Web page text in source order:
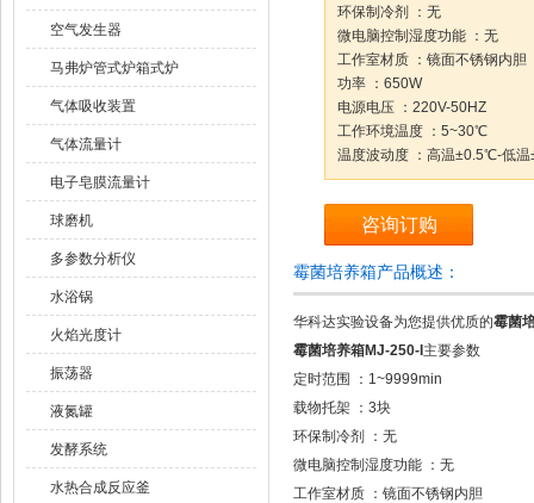
空气发生器
马弗炉管式炉箱式炉
气体吸收装置
气体流量计
电子皂膜流量计
球磨机
多参数分析仪
水浴锅
火焰光度计
振荡器
液氮罐
发酵系统
水热合成反应釜
环保制冷剂 ：无
微电脑控制湿度功能 ：无
工作室材质 ：镜面不锈钢内胆
功率 ：650W
电源电压 ：220V-50HZ
工作环境温度 ：5~30℃
温度波动度 ：高温±0.5℃-低
咨询订购
霉菌培养箱产品概述：
华科达实验设备为您提供优质的霉菌
霉菌培养箱MJ-250-I 主要参数
定时范围 ：1~9999min
载物托架 ：3块
环保制冷剂 ：无
微电脑控制湿度功能 ：无
工作室材质 ：镜面不锈钢内胆